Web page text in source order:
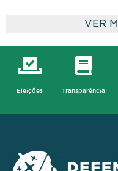
VER
Eleições Transparência